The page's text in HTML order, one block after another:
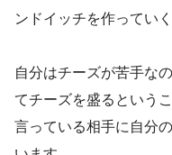
ンドイッチを作っていく
自分はチーズが苦手な
てチーズを盛るという
言っている相手に自分